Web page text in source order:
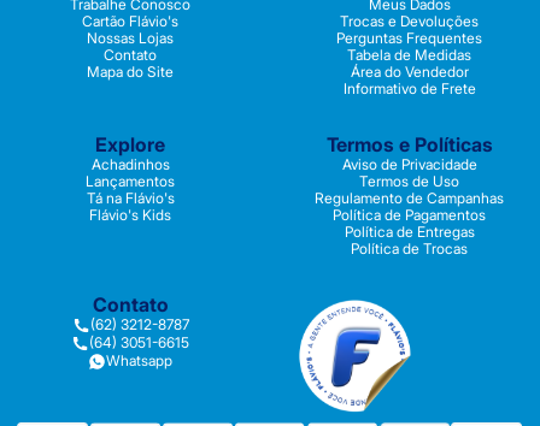
Trabalhe Conosco
Cartão Flávio's
Nossas Lojas
Contato
Mapa do Site
Meus Dados
Trocas e Devoluções
Perguntas Frequentes
Tabela de Medidas
Área do Vendedor
Informativo de Frete
Explore
Achadinhos
Lançamentos
Tá na Flávio's
Flávio's Kids
Termos e Políticas
Aviso de Privacidade
Termos de Uso
Regulamento de Campanhas
Política de Pagamentos
Política de Entregas
Política de Trocas
Contato
(62) 3212-8787
(64) 3051-6615
Whatsapp